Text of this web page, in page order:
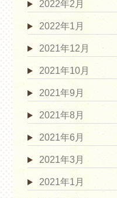
2022年2月
2022年1月
2021年12月
2021年10月
2021年9月
2021年8月
2021年6月
2021年3月
2021年1月